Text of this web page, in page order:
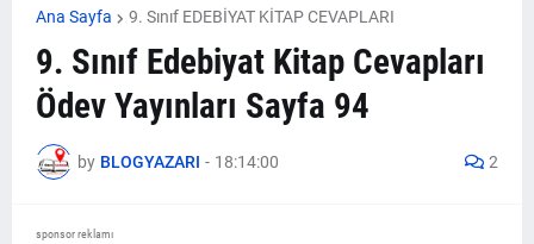
Ana Sayfa 9. Sınıf EDEBİYAT KİTAP CEVAPLARI
9. Sınıf Edebiyat Kitap Cevapları
Ödev Yayınları Sayfa 94
by BLOGYAZARI - 18:14:00 2
sponsor reklamı